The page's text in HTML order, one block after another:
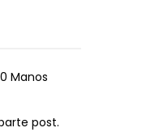
Manos
post.